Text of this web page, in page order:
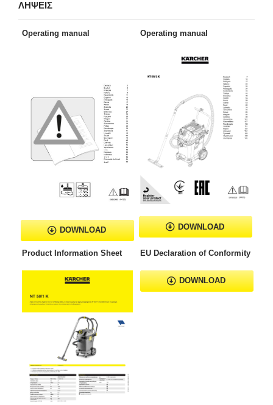
ΛΗΨΕΙΣ
Operating manual
DOWNLOAD
Operating manual
DOWNLOAD
Product Information Sheet EU Declaration of Conformity
DOWNLOAD